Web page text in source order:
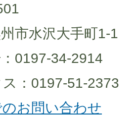
市水沢大手町1-1
0197-34-2914
ス：0197-51-2373
お問い合わせ